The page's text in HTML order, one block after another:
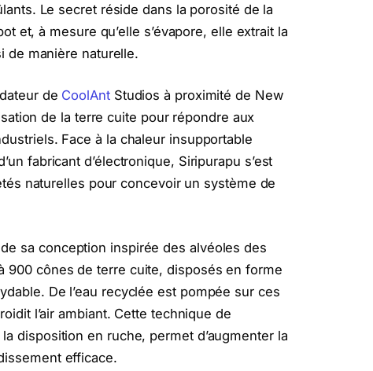
Le secret réside dans la porosité de la
et, à mesure qu’elle s’évapore, elle extrait la
de manière naturelle.
de CoolAntStudios à proximité de New
de la terre cuite pour répondre aux
Face à la chaleur insupportable
fabricant d’électronique, Siripurapu s’est
naturelles pour concevoir un système de
sa conception inspirée des alvéoles des
900 cônes de terre cuite, disposés en forme
De l’eau recyclée est pompée sur ces
l’air ambiant. Cette technique de
disposition en ruche, permet d’augmenter la
efficace.